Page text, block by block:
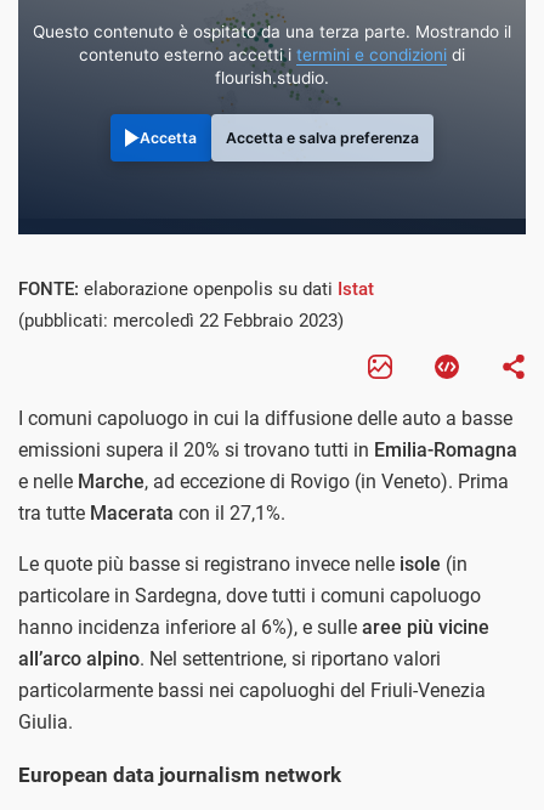
Questo contenuto è ospitato da una terza parte. Mostrando il
contenuto esterno accetti i termini e condizioni di
flourish.studio.
Accetta Accetta e salva preferenza
FONTE: elaborazione openpolis su dati Istat
(pubblicati: mercoledì 22 Febbraio 2023)
I comuni capoluogo in cui la diffusione delle auto a basse
emissioni supera il 20% si trovano tutti in Emilia-Romagna
e nelle Marche, ad eccezione di Rovigo (in Veneto). Prima
tra tutte Macerata con il 27,1%.
Le quote più basse si registrano invece nelle isole (in
particolare in Sardegna, dove tutti i comuni capoluogo
hanno incidenza inferiore al 6%), e sulle aree più vicine
all’arco alpino. Nel settentrione, si riportano valori
particolarmente bassi nei capoluoghi del Friuli-Venezia
Giulia.
European data journalism network